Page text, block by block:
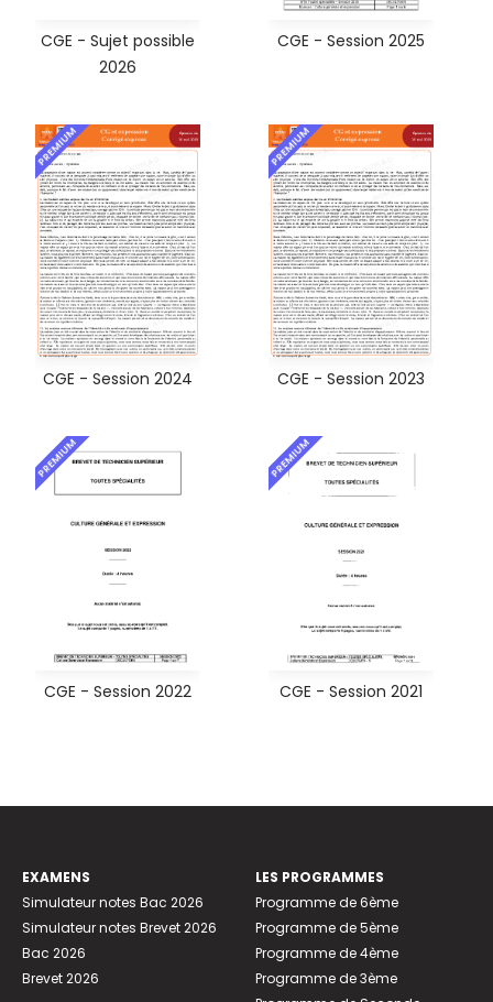
CGE - Sujet possible
2026
CGE - Session 2025
PREMIUM
CGE - Session 2024
PREMIUM
CGE - Session 2023
PREMIUM
CGE - Session 2022
PREMIUM
CGE - Session 2021
EXAMENS
Simulateur notes Bac 2026
Simulateur notes Brevet 2026
Bac 2026
Brevet 2026
LES PROGRAMMES
Programme de 6ème
Programme de 5ème
Programme de 4ème
Programme de 3ème